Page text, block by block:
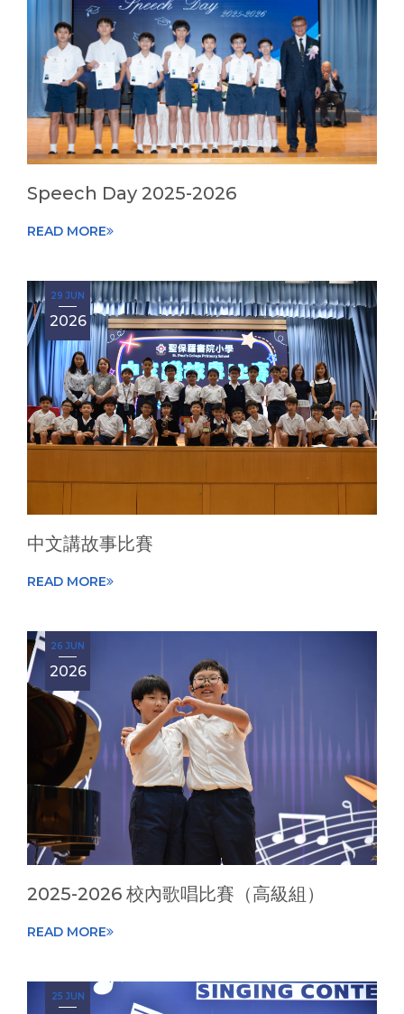
Speech Day 2025-2026
READ MORE
中文講故事比賽
29 JUN
2026
READ MORE
2025-2026 校內歌唱比賽（高級組）
26 JUN
2026
READ MORE
25 JUN